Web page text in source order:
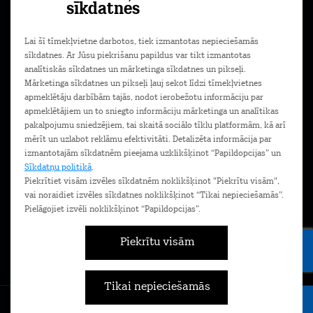
sīkdatnes
Lai šī tīmekļvietne darbotos, tiek izmantotas nepieciešamās
sīkdatnes. Ar Jūsu piekrišanu papildus var tikt izmantotas
analītiskās sīkdatnes un mārketinga sīkdatnes un pikseļi.
Mārketinga sīkdatnes un pikseļi ļauj sekot līdzi tīmekļvietnes
apmeklētāju darbībām tajās, nodot ierobežotu informāciju par
apmeklētājiem un to sniegto informāciju mārketinga un analītikas
pakalpojumu sniedzējiem, tai skaitā sociālo tīklu platformām, kā arī
mērīt un uzlabot reklāmu efektivitāti. Detalizēta informācija par
izmantotajām sīkdatnēm pieejama uzklikšķinot “Papildopcijas” un
Sīkdatņu politikā.
Piekrītiet visām izvēles sīkdatnēm noklikšķinot "Piekrītu visām",
vai noraidiet izvēles sīkdatnes noklikšķinot “Tikai nepieciešamās”.
Pielāgojiet izvēli noklikšķinot “Papildopcijas”.
Piekrītu visām
Tikai nepieciešamās
informācijaPrivātuma politikā.
Lejupielādē Mans Tele2 lietotni savā
telefonā!